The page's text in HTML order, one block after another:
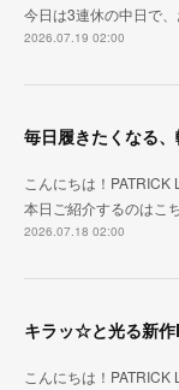
今日は3連休の中日で
2026.07.19 02:00
毎日履きたくなる、
こんにちは！PATRICK
本日ご紹介するのはこ
2026.07.18 02:00
キラッ☆と光る新作
こんにちは！PATRICK